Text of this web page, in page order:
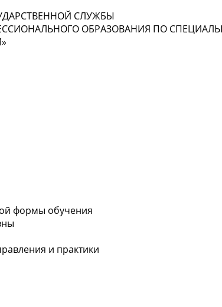
СЛУЖБЫ
ОБРАЗОВАНИЯ ПО
формы обучения
и практики